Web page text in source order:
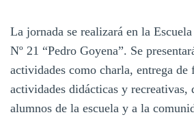
La jornada se realizará en la
Nº 21 “Pedro Goyena”. Se
actividades como charla, entrega
actividades didácticas y recreativas,
alumnos de la escuela y a la